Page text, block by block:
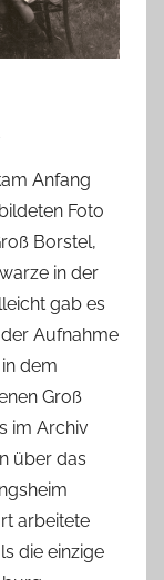
n
T
a
b
e
a
B
i
e
h
Anfang
Foto
Borstel,
in der
gab es
Aufnahme
dem
Groß
im Archiv
über das
arbeitete
die einzige